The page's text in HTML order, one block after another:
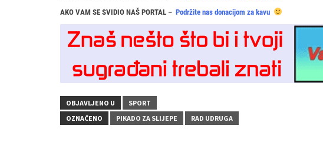
AKO VAM SE SVIDIO NAŠ PORTAL – Podržite nas donacijom za kavu
OBJAVLJENO U
SPORT
OZNAČENO
PIKADO ZA SLIJEPE RAD UDRUGA